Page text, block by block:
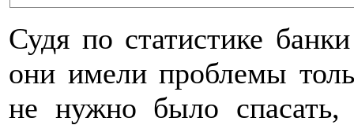
Судя по статистике
они имели проблемы
не нужно было